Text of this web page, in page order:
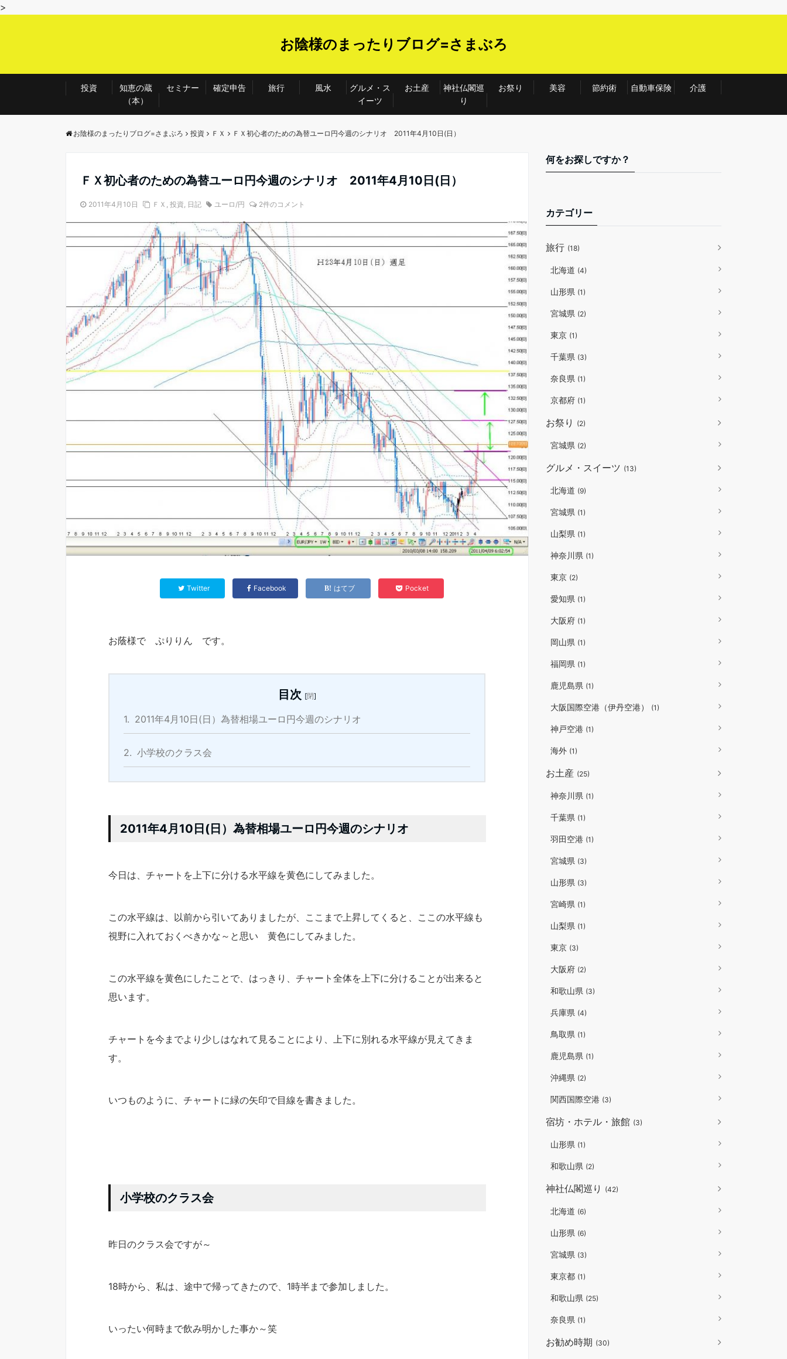
>
お陰様のまったりブログ=さまぶろ
投資
知恵の蔵
（本）
セミナー 確定申告 旅行 風水
グルメ・ス
イーツ
お土産
神社仏閣巡
り
お祭り 美容 節約術 自動車保険 介護
お陰様のまったりブログ=さまぶろ 投資 ＦＸ ＦＸ初心者のための為替ユーロ円今週のシナリオ 2011年4月10日(日）
ＦＸ初心者のための為替ユーロ円今週のシナリオ 2011年4月10日(日）
2011年4月10日 ＦＸ , 投資, 日記 ユーロ/円 2件のコメント
Twitter Facebook はてブ Pocket
お蔭様で ぷりりん です。
目次 [閉]
1. 2011年4月10日(日）為替相場ユーロ円今週のシナリオ
2. 小学校のクラス会
2011年4月10日(日）為替相場ユーロ円今週のシナリオ
今日は、チャートを上下に分ける水平線を黄色にしてみました。
この水平線は、以前から引いてありましたが、ここまで上昇してくると、ここの水平線も
視野に入れておくべきかな～と思い 黄色にしてみました。
この水平線を黄色にしたことで、はっきり、チャート全体を上下に分けることが出来ると
思います。
チャートを今までより少しはなれて見ることにより、上下に別れる水平線が見えてきま
す。
いつものように、チャートに緑の矢印で目線を書きました。
小学校のクラス会
昨日のクラス会ですが～
18時から、私は、途中で帰ってきたので、1時半まで参加しました。
いったい何時まで飲み明かした事か～笑
何をお探しですか？
カテゴリー
旅行 (18)
北海道 (4)
山形県 (1)
宮城県 (2)
東京 (1)
千葉県 (3)
奈良県 (1)
京都府 (1)
お祭り (2)
宮城県 (2)
グルメ・スイーツ (13)
北海道 (9)
宮城県 (1)
山梨県 (1)
神奈川県 (1)
東京 (2)
愛知県 (1)
大阪府 (1)
岡山県 (1)
福岡県 (1)
鹿児島県 (1)
大阪国際空港（伊丹空港） (1)
神戸空港 (1)
海外 (1)
お土産 (25)
神奈川県 (1)
千葉県 (1)
羽田空港 (1)
宮城県 (3)
山形県 (3)
宮崎県 (1)
山梨県 (1)
東京 (3)
大阪府 (2)
和歌山県 (3)
兵庫県 (4)
鳥取県 (1)
鹿児島県 (1)
沖縄県 (2)
関西国際空港 (3)
宿坊・ホテル・旅館 (3)
山形県 (1)
和歌山県 (2)
神社仏閣巡り (42)
北海道 (6)
山形県 (6)
宮城県 (3)
東京都 (1)
和歌山県 (25)
奈良県 (1)
お勧め時期 (30)